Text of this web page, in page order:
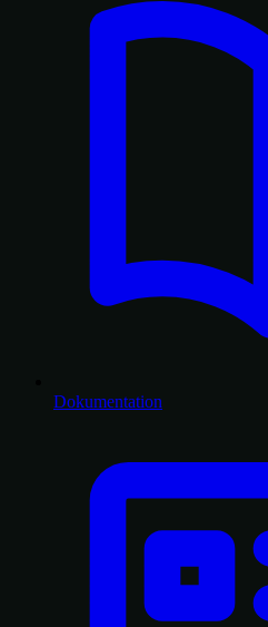
Dokumentation